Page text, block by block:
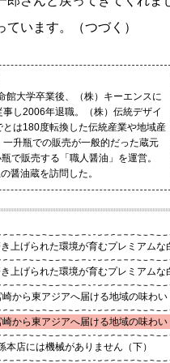
います。（つづく）
館大学卒業後、（株）キーエンスに
し2006年退職。（株）伝統デザイ
は180度転換した伝統産業や地域産
升瓶での販売が一般的だった蔵元
で販売する「職人醤油」を運営。
醤油蔵を訪問した。
上げられた環境が育むプレミアムな
上げられた環境が育むプレミアムな
から東アジアへ届ける地域の味わい
から東アジアへ届ける地域の味わい
店には機械がありません（下）